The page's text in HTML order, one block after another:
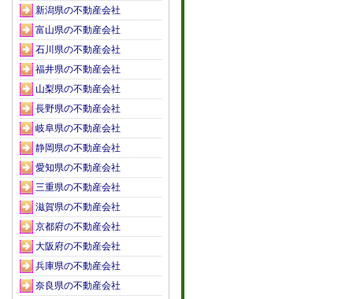
新潟県の不動産会社
富山県の不動産会社
石川県の不動産会社
福井県の不動産会社
山梨県の不動産会社
長野県の不動産会社
岐阜県の不動産会社
静岡県の不動産会社
愛知県の不動産会社
三重県の不動産会社
滋賀県の不動産会社
京都府の不動産会社
大阪府の不動産会社
兵庫県の不動産会社
奈良県の不動産会社